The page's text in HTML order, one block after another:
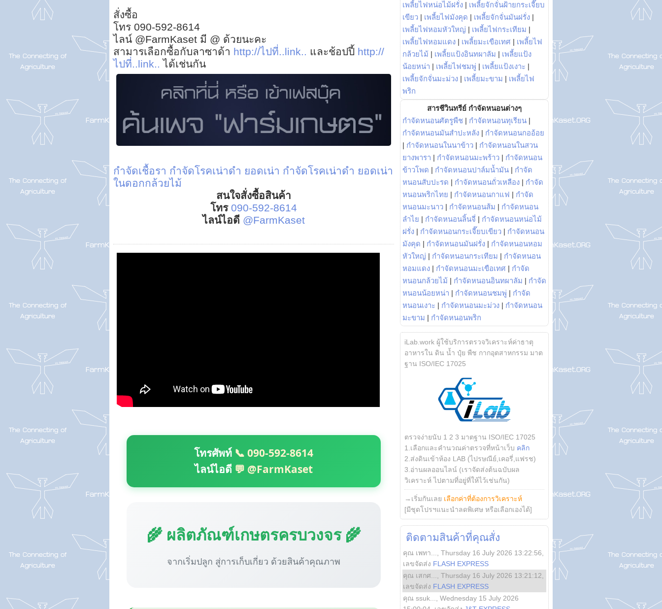
สั่งซื้อ
โทร 090-592-8614
ไลน์ @FarmKaset มี @ ด้วยนะคะ
สามารเลือกซื้อกับลาซาด้า http://ไปที่..link.. และช้อปปี้ http://
ไปที่..link.. ได้เช่นกัน
กำจัดเชื้อรา กำจัดโรคเน่าดำ ยอดเน่า กำจัดโรคเน่าดำ ยอดเน่า
ในดอกกล้วยไม้
สนใจสั่งซื้อสินค้า
โทร 090-592-8614
ไลน์ไอดี @FarmKaset
โทรศัพท์ 📞 090-592-8614
ไลน์ไอดี 💬 @FarmKaset
🌾 ผลิตภัณฑ์เกษตรครบวงจร 🌾
จากเริ่มปลูก สู่การเก็บเกี่ยว ด้วยสินค้าคุณภาพ
เพลี้ยไฟหน่อไม้ฝรั่ง | เพลี้ยจักจั่นฝ้ายกระเจี๊ยบ
เขียว | เพลี้ยไฟมังคุด | เพลี้ยจักจั่นมันฝรั่ง |
เพลี้ยไฟหอมหัวใหญ่ | เพลี้ยไฟกระเทียม |
เพลี้ยไฟหอมแดง | เพลี้ยมะเขือเทศ | เพลี้ยไฟ
กล้วยไม้ | เพลี้ยแป้งอินทผาลัม | เพลี้ยแป้ง
น้อยหน่า | เพลี้ยไฟชมพู่ | เพลี้ยแป้งเงาะ |
เพลี้ยจักจั่นมะม่วง | เพลี้ยมะขาม | เพลี้ยไฟ
พริก
สารชีวินทรีย์ กำจัดหนอนต่างๆ
กำจัดหนอนศัตรูพืช | กำจัดหนอนทุเรียน |
กำจัดหนอนมันสำปะหลัง | กำจัดหนอนกออ้อย
| กำจัดหนอนในนาข้าว | กำจัดหนอนในสวน
ยางพารา | กำจัดหนอนมะพร้าว | กำจัดหนอน
ข้าวโพด | กำจัดหนอนปาล์มน้ำมัน | กำจัด
หนอนสับปะรด | กำจัดหนอนถั่วเหลือง | กำจัด
หนอนพริกไทย | กำจัดหนอนกาแฟ | กำจัด
หนอนมะนาว | กำจัดหนอนส้ม | กำจัดหนอน
ลำไย | กำจัดหนอนลิ้นจี่ | กำจัดหนอนหน่อไม้
ฝรั่ง | กำจัดหนอนกระเจี๊ยบเขียว | กำจัดหนอน
มังคุด | กำจัดหนอนมันฝรั่ง | กำจัดหนอนหอม
หัวใหญ่ | กำจัดหนอนกระเทียม | กำจัดหนอน
หอมแดง | กำจัดหนอนมะเขือเทศ | กำจัด
หนอนกล้วยไม้ | กำจัดหนอนอินทผาลัม | กำจัด
หนอนน้อยหน่า | กำจัดหนอนชมพู่ | กำจัด
หนอนเงาะ | กำจัดหนอนมะม่วง | กำจัดหนอน
มะขาม | กำจัดหนอนพริก
iLab.work ผู้ใช้บริการตรวจวิเคราะห์ค่าธาตุ
อาหารใน ดิน น้ำ ปุ๋ย พืช กากอุตสาหกรรม มาต
ฐาน ISO/IEC 17025
ตรวจง่ายนับ 1 2 3 มาตฐาน ISO/IEC 17025
1.เลือกและคำนวณค่าตรวจที่หน้าเว็บ คลิก
2.ส่งดินเข้าห้อง LAB (ไปรษณีย์,เคอรี่,แฟรช)
3.อ่านผลออนไลน์ (เราจัดส่งต้นฉบับผล
วิเคราะห์ ไปตามที่อยู่ที่ให้ไว้เช่นกัน)
→เริ่มกันเลย เลือกค่าที่ต้องการวิเคราะห์
[มีชุดโปรฯแนะนำลดพิเศษ หรือเลือกเองได้]
ติดตามสินค้าที่คุณสั่ง
คุณ เพทา... Thursday 16 July 2026 13:22:56
เลขจัดส่ง FLASH EXPRESS
คุณ เสกศ...
Thursday 16 July 2026 13:21:12
เลขจัดส่ง FLASH EXPRESS
คุณ ssuk...
Wednesday 15 July 2026